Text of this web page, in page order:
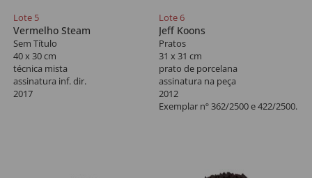
Lote 5
Vermelho Steam
Sem Título
40 x 30 cm
técnica mista
assinatura inf. dir.
2017
Lote 6
Jeff Koons
Pratos
31 x 31 cm
prato de porcelana
assinatura na peça
2012
Exemplar nº 362/2500 e 422/2500.